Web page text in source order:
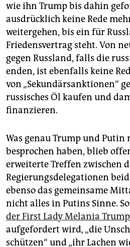
wie ihn Trump bis dahin
ausdrücklich keine Rede
weitergehen, bis ein für
Friedensvertrag steht. Von
gegen Russland, falls die
enden, ist ebenfalls keine
von „Sekundärsanktionen“
russisches Öl kaufen und
finanzieren.
Was genau Trump und
besprochen haben, blieb
erweiterte Treffen zwischen
Regierungsdelegatio­nen
ebenso das gemeinsame
nicht alles in Putins Sinne.
der First Lady Melania Trump
aufgefordert wird, „die
schützen“ und „ihr Lachen